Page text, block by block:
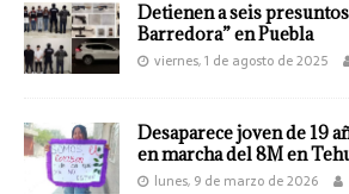
Detienen a seis
Barredora” en Puebla
viernes, 1 de agosto de 2025
Desaparece joven de 19
en marcha del 8M en
lunes, 9 de marzo de 2026